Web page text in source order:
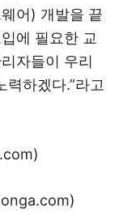
어) 개발을 끝
에 필요한 교
자들이 우리
하겠다.”라고
)